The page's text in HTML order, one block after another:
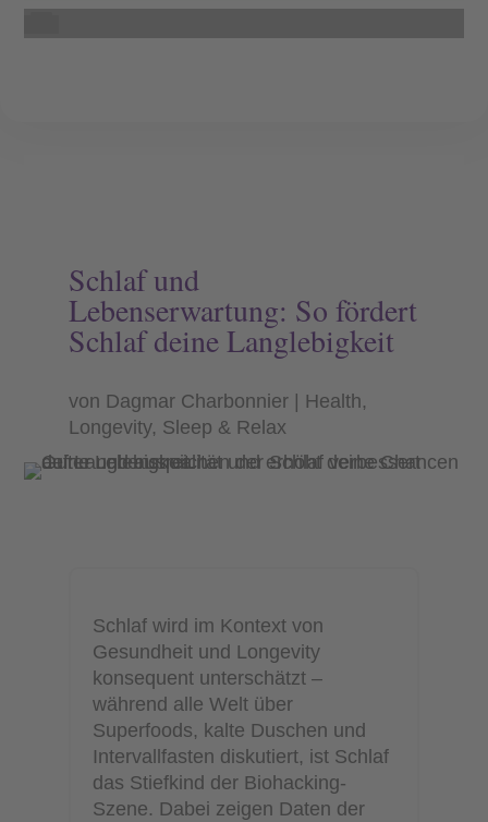
Schlaf und
Lebenserwartung: So fördert
Schlaf deine Langlebigkeit
von Dagmar Charbonnier Health,
Longevity, Sleep & Relax
Schlaf wird im Kontext von
Gesundheit und Longevity
konsequent unterschätzt –
während alle Welt über
Superfoods, kalte Duschen und
Intervallfasten diskutiert, ist Schlaf
das Stiefkind der Biohacking-
Szene. Dabei zeigen Daten der